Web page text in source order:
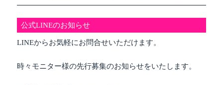
公式LINEのお知らせ
LINEからお気軽にお問合せいただけます。
時々モニター様の先行募集のお知らせをいたします。